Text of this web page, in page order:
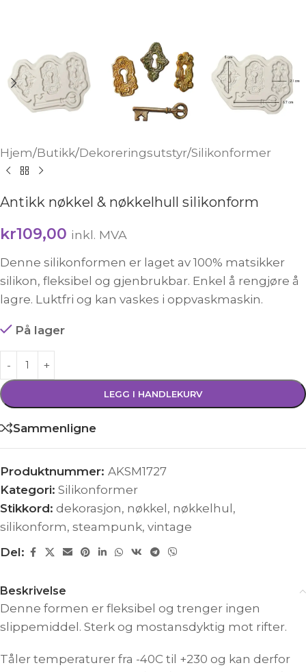
Hjem/Butikk/Dekoreringsutstyr/Silikonformer
Antikk nøkkel & nøkkelhull silikonform
kr109,00 inkl. MVA
Denne silikonformen er laget av 100% matsikker
silikon, fleksibel og gjenbrukbar. Enkel å rengjøre å
lagre. Luktfri og kan vaskes i oppvaskmaskin.
På lager
LEGG I HANDLEKURV
Sammenligne
Produktnummer: AKSM1727
Kategori: Silikonformer
Stikkord: dekorasjon, nøkkel , nøkkelhul ,
silikonform, steampunk, vintage
Del:
Beskrivelse
Denne formen er fleksibel og trenger ingen
slippemiddel. Sterk og mostansdyktig mot rifter.
Tåler temperaturer fra -40C til +230 og kan derfor